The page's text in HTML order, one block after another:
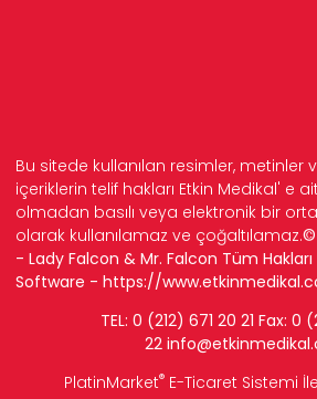
Bu sitede kullanılan resimler, metinler
içeriklerin telif hakları Etkin Medikal' e
olmadan basılı veya elektronik bir
olarak kullanılamaz ve çoğaltılamaz.©
- Lady Falcon & Mr. Falcon Tüm
Software - https://
TEL: 0 (212) 671 20 21 Fax: 0
22 info
PlatinMarket® E-Ticaret Sistemi